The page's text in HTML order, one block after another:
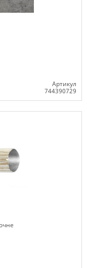
Артикул
744390729